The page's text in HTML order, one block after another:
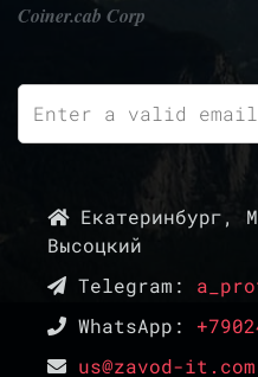
Coiner.cab Corp
Екатеринбург,
Высоцкий
Telegram:
WhatsApp:
us@zavod-it.com